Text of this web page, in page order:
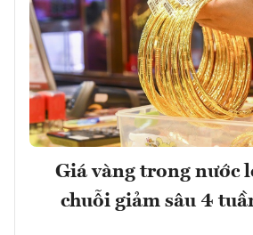
Giá vàng trong nước
chuỗi giảm sâu 4